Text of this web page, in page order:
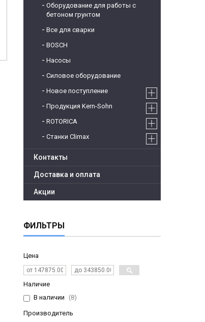
Оборудование для работы с
бетоном грунтом
Все для сварки
BOSCH
Насосы
Силовое оборудование
Новое поступление
Продукция Kern-Sohn
ROTORICA
Станки Climax
Контакты
Доставка и оплата
Акции
ФИЛЬТРЫ
Цена
Наличие
В наличии
8
Производитель